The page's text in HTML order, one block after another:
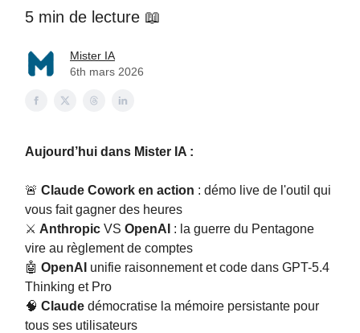
5 min de lecture 📖
Mister IA
6th mars 2026
Aujourd’hui dans Mister IA :
🚨 Claude Cowork en action : démo live de l'outil qui
vous fait gagner des heures
⚔️ Anthropic VS OpenAI : la guerre du Pentagone
vire au règlement de comptes
🤖 OpenAI unifie raisonnement et code dans GPT-5.4
Thinking et Pro
🧠 Claude démocratise la mémoire persistante pour
tous ses utilisateurs